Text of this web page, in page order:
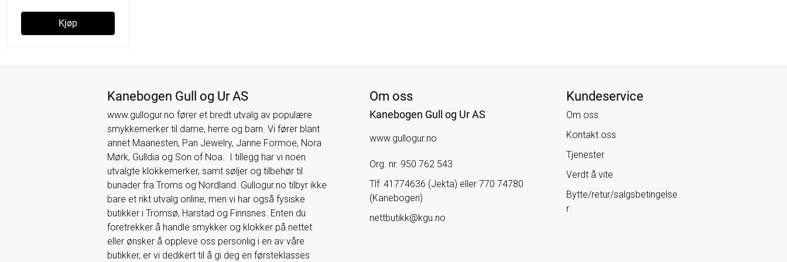
Kjøp
Kanebogen Gull og Ur AS
www.gullogur.no fører et bredt utvalg av populære
smykkemerker til dame, herre og barn. Vi fører blant
annet Maanesten, Pan Jewelry, Janne Formoe, Nora
Mørk, Gulldia og Son of Noa. I tillegg har vi noen
utvalgte klokkemerker, samt søljer og tilbehør til
bunader fra Troms og Nordland. Gullogur.no tilbyr ikke
bare et rikt utvalg online, men vi har også fysiske
butikker i Tromsø, Harstad og Finnsnes. Enten du
foretrekker å handle smykker og klokker på nettet
eller ønsker å oppleve oss personlig i en av våre
butikker, er vi dedikert til å gi deg en førsteklasses
Om oss
Kanebogen Gull og Ur AS
www.gullogur.no
Org. nr. 950 762 543
Tlf: 41774636 (Jekta) eller 770 74780
(Kanebogen)
nettbutikk@kgu.no
Kundeservice
Om oss
Kontakt oss
Tjenester
Verdt å vite
Bytte/retur/salgsbetingelse
r